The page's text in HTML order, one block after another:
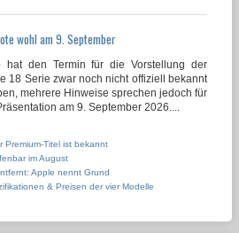
wohl am 9. September
hat den Termin für die Vorstellung der
18 Serie zwar noch nicht offiziell bekannt
mehrere Hinweise sprechen jedoch für
am 9. September 2026....
Premium-Titel ist bekannt
im August
Apple nennt Grund
& Preisen der vier Modelle